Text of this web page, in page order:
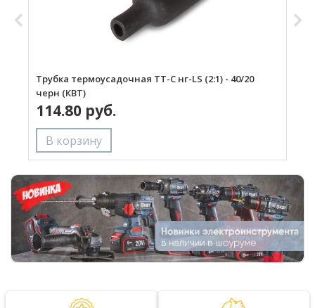
Трубка термоусадочная ТТ-С нг-LS (2:1) - 40/20
черн (КВТ)
114.80 руб.